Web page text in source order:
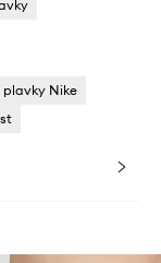
plavky Nike